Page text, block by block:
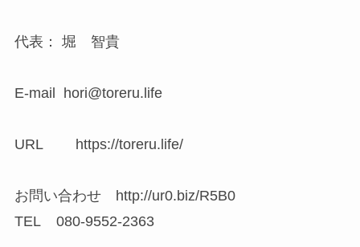
代表： 堀 智貴
E-mail hori@toreru.life
URL https://toreru.life/
お問い合わせ http://ur0.biz/R5B0
TEL 080-9552-2363